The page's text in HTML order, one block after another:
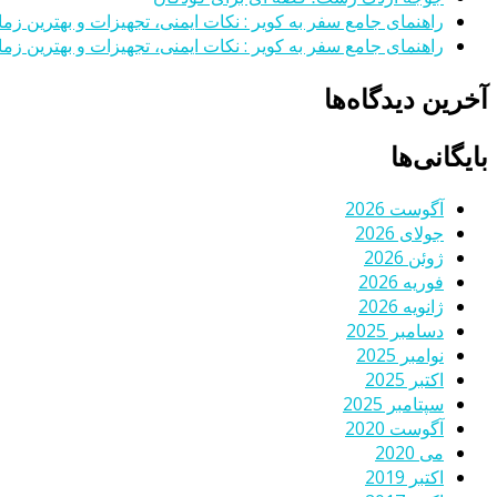
راهنمای جامع سفر به کویر : نکات ایمنی، تجهیزات و بهترین
راهنمای جامع سفر به کویر : نکات ایمنی، تجهیزات و بهترین
آخرین دیدگاه‌ها
بایگانی‌ها
آگوست 2026
جولای 2026
ژوئن 2026
فوریه 2026
ژانویه 2026
دسامبر 2025
نوامبر 2025
اکتبر 2025
سپتامبر 2025
آگوست 2020
می 2020
اکتبر 2019